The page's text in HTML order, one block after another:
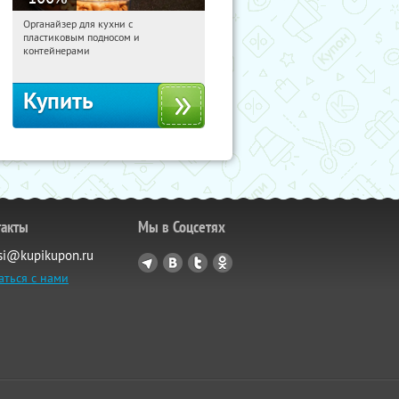
02:20:17 Получили:
Россия
Органайзер для кухни с
пластиковым подносом и
контейнерами
Купить
с нами
Мы в Соцсетях